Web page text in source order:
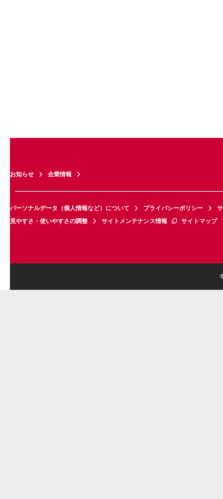
お知らせ 企業情報
パーソナルデータ（個人情報など）について プライバシーポリシー
見やすさ・使いやすさの調整
サイトメンテナンス情報 サイトマップ